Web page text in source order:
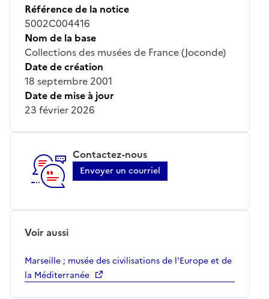
Référence de la notice
5002C004416
Nom de la base
Collections des musées de France (Joconde)
Date de création
18 septembre 2001
Date de mise à jour
23 février 2026
Contactez-nous
Envoyer un courriel
Voir aussi
Marseille ; musée des civilisations de l'Europe et de
la Méditerranée